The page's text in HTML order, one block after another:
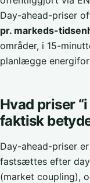
Day-ahead-priser
pr. markeds-
områder, i 15-
planlægge
Hvad priser
faktisk
Day-ahead-priser
fastsættes efter
(market coupling),